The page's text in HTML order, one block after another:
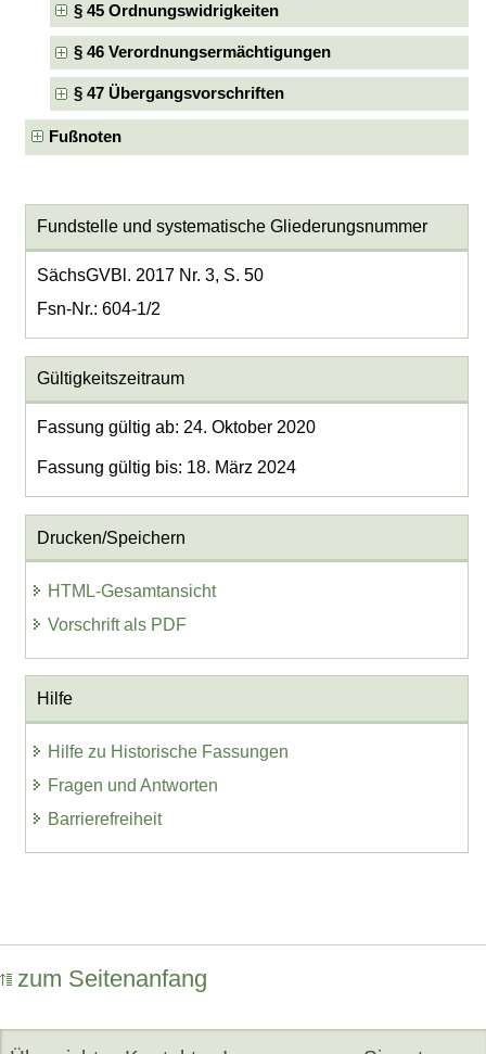
§ 45 Ordnungswidrigkeiten
§ 46 Verordnungsermächtigungen
§ 47 Übergangsvorschriften
Fußnoten
Fundstelle und systematische Gliederungsnummer
SächsGVBl. 2017 Nr. 3, S. 50
Fsn-Nr.: 604-1/2
Gültigkeitszeitraum
Fassung gültig ab: 24. Oktober 2020
Fassung gültig bis: 18. März 2024
Drucken/Speichern
HTML-Gesamtansicht
Vorschrift als PDF
Hilfe
Hilfe zu Historische Fassungen
Fragen und Antworten
Barrierefreiheit
zum Seitenanfang